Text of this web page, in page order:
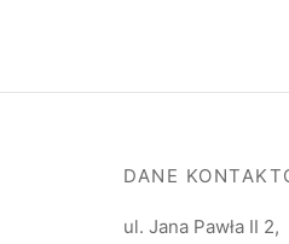
DANE
ul. Jana Pawła II 2,